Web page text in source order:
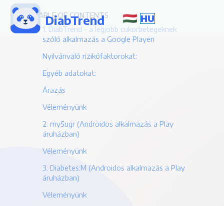
DiabTrend HU
TABLE OF CONTENTS
1. DiabTrend - a legjobb cukorbetegeknek
szóló alkalmazás a Google Playen
Nyilvánvaló rizikófaktorokat:
Egyéb adatokat:
Árazás
Véleményünk
2. mySugr (Androidos alkalmazás a Play
áruházban)
Véleményünk
3. Diabetes:M (Androidos alkalmazás a Play
áruházban)
Véleményünk